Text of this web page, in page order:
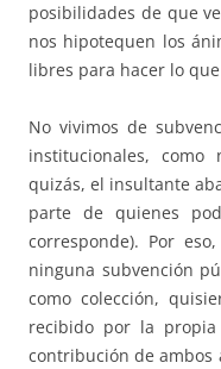
posibilidades de que
nos hipotequen los
libres para hacer lo
No vivimos de
institucionales,
quizás, el insultante
parte de quienes
corresponde). Por
ninguna subvención
como colección,
recibido por la
contribución de ambos